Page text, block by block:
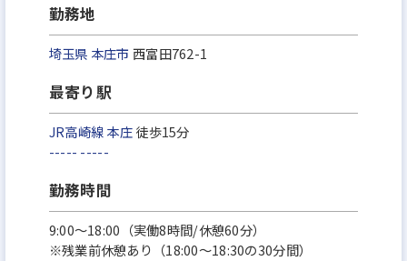
勤務地
埼玉県 本庄市 西富田762-1
最寄り駅
JR高崎線本庄徒歩15分
----- -----
勤務時間
9:00～18:00（実働8時間/休憩60分）
※残業前休憩あり（18:00～18:30の30分間）